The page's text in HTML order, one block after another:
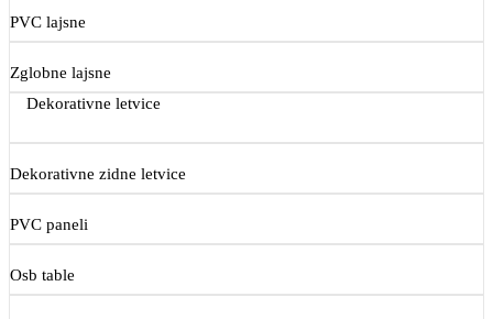
PVC lajsne
Zglobne lajsne
Dekorativne letvice
Dekorativne zidne letvice
PVC paneli
Osb table